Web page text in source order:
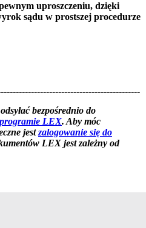
uproszczeniu, dzięki
sądu w prostszej procedurze
bezpośrednio do
programie LEX. Aby móc
jestzalogowanie się do
LEX jest zależny od